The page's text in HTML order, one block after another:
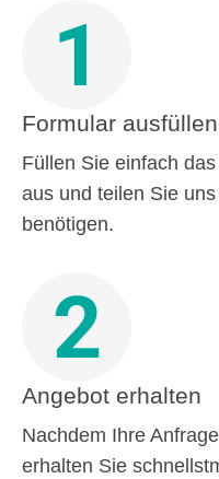
1
Formular ausfüllen
Füllen Sie einfach
aus und teilen Sie
benötigen.
2
Angebot erhalten
Nachdem Ihre
erhalten Sie